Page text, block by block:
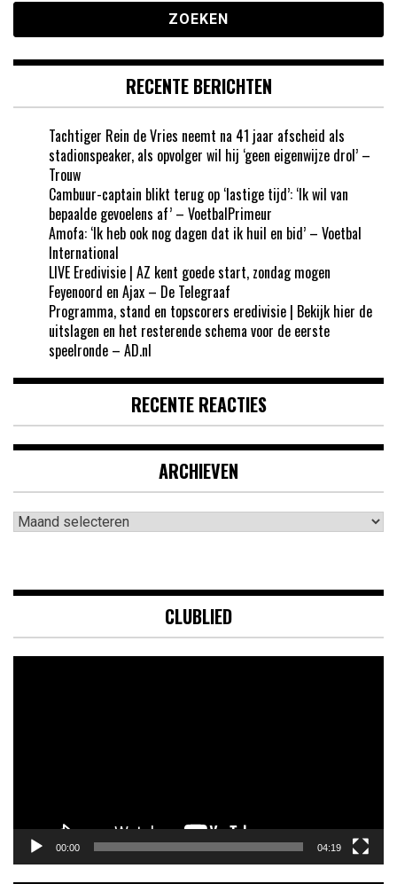
RECENTE BERICHTEN
Tachtiger Rein de Vries neemt na 41 jaar afscheid als
stadionspeaker, als opvolger wil hij ‘geen eigenwijze drol’ –
Trouw
Cambuur-captain blikt terug op ‘lastige tijd’: ‘Ik wil van
bepaalde gevoelens af’ – VoetbalPrimeur
Amofa: ‘Ik heb ook nog dagen dat ik huil en bid’ – Voetbal
International
LIVE Eredivisie | AZ kent goede start, zondag mogen
Feyenoord en Ajax – De Telegraaf
Programma, stand en topscorers eredivisie | Bekijk hier de
uitslagen en het resterende schema voor de eerste
speelronde – AD.nl
RECENTE REACTIES
ARCHIEVEN
Archieven
CLUBLIED
00:00 04:19